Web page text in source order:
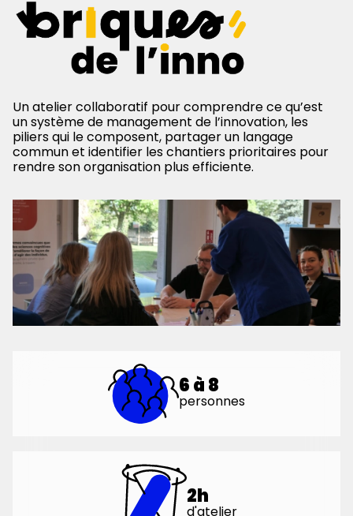
Un atelier collaboratif pour comprendre ce qu’est
un système de management de l’innovation, les
piliers qui le composent, partager un langage
commun et identifier les chantiers prioritaires pour
rendre son organisation plus efficiente.
6 à 8
personnes
2h
d'atelier